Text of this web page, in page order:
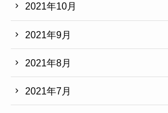
2021年10月
2021年9月
2021年8月
2021年7月